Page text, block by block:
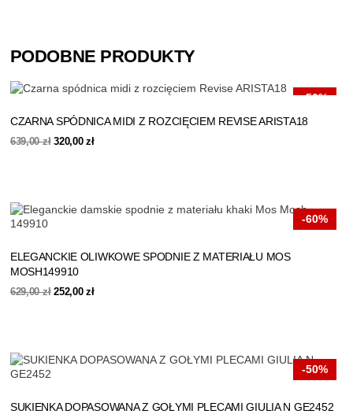
PODOBNE PRODUKTY
-50%
CZARNA SPÓDNICA MIDI Z ROZCIĘCIEM REVISE ARISTA18
639,00zł Pierwotna
320,00złAktualna
-60%
ELEGANCKIE OLIWKOWE SPODNIE Z MATERIAŁU MOS
MOSH149910
629,00zł Pierwotna
252,00złAktualna
-50%
SUKIENKA DOPASOWANA Z GOŁYMI PLECAMI GIULIA N GE2452